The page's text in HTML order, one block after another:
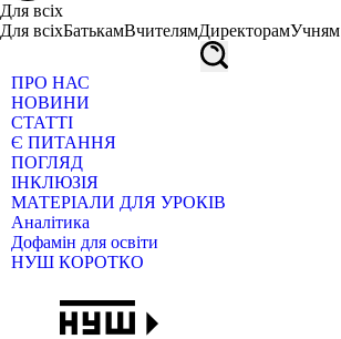
Для всіх
Для всіхБатькамВчителямДиректорамУчням
ПРО НАС
НОВИНИ
СТАТТІ
Є ПИТАННЯ
ПОГЛЯД
ІНКЛЮЗІЯ
МАТЕРІАЛИ ДЛЯ УРОКІВ
Аналітика
Дофамін для освіти
НУШ КОРОТКО